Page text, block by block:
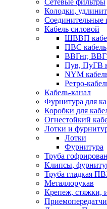
Сетевые фильтры
Колодки,
Соединительные
Кабель силовой
ШВВП
ПВС кабель
ВВГнг,
Пув, ПуГВ
NYM
Ретро-
Кабель-канал
Фурнитура для
Коробки для
Огнестойкий
Лотки и
Лотки
Фурнитура
Труба
Клипсы,
Труба гладкая
Металлорукав
Крепеж, стяжки,